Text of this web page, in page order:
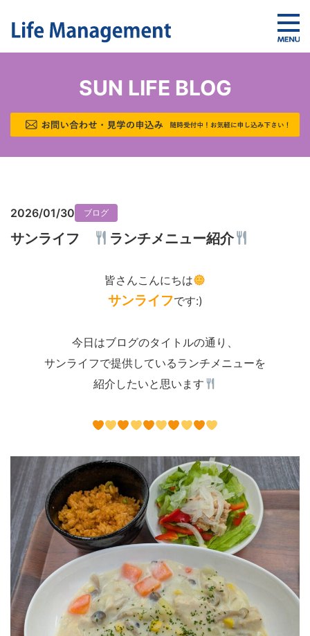
SUN LIFE BLOG
2026/01/30 ブログ
サンライフ ランチメニュー紹介
皆さんこんにちは
サンライフです:)
今日はブログのタイトルの通り、
サンライフで提供しているランチメニューを
紹介したいと思います